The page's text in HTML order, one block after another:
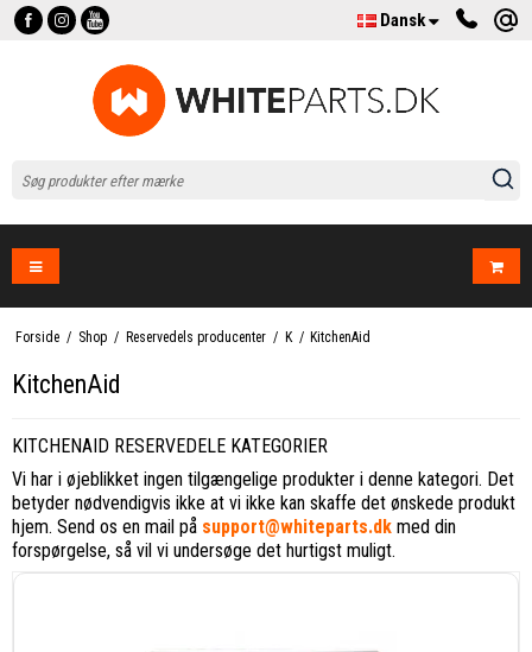
Dansk
Forside / Shop / Reservedels producenter / K / KitchenAid
KitchenAid
KITCHENAID RESERVEDELE KATEGORIER
Vi har i øjeblikket ingen tilgængelige produkter i denne kategori. Det
betyder nødvendigvis ikke at vi ikke kan skaffe det ønskede produkt
hjem. Send os en mail på support@whiteparts.dk med din
forspørgelse, så vil vi undersøge det hurtigst muligt.